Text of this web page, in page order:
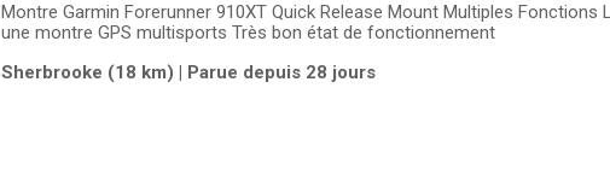
Montre Garmin Forerunner 910XT Quick Release Mount Multiples Fonctions La Garmin Forerunner 910XT est
une montre GPS multisports Très bon état de fonctionnement
Sherbrooke (18 km) | Parue depuis 28 jours